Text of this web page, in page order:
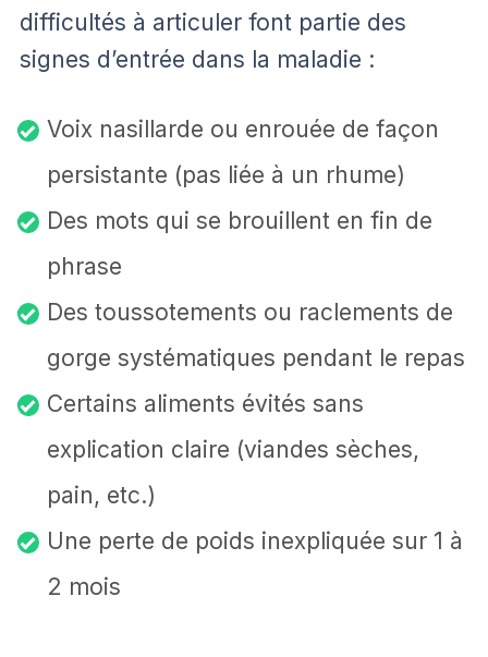
difficultés à articuler font partie des
signes d’entrée dans la maladie :
Voix nasillarde ou enrouée de façon
persistante (pas liée à un rhume)
Des mots qui se brouillent en fin de
phrase
Des toussotements ou raclements de
gorge systématiques pendant le repas
Certains aliments évités sans
explication claire (viandes sèches,
pain, etc.)
Une perte de poids inexpliquée sur 1 à
2 mois